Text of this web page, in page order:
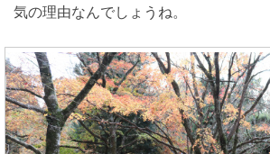
気の理由なんでしょうね。